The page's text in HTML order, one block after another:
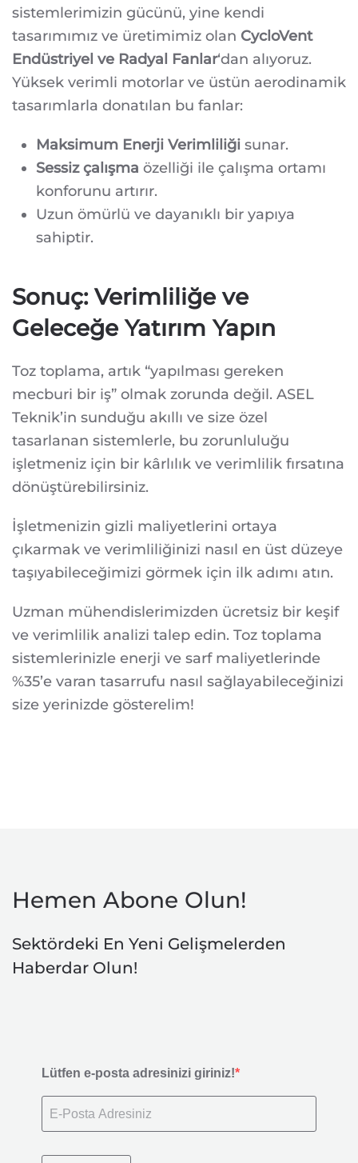
sistemlerimizin gücünü, yine kendi
tasarımımız ve üretimimiz olan CycloVent
Endüstriyel ve Radyal Fanlar‘dan alıyoruz.
Yüksek verimli motorlar ve üstün aerodinamik
tasarımlarla donatılan bu fanlar:
Maksimum Enerji Verimliliği sunar.
Sessiz çalışma özelliği ile çalışma ortamı
konforunu artırır.
Uzun ömürlü ve dayanıklı bir yapıya
sahiptir.
Sonuç: Verimliliğe ve
Geleceğe Yatırım Yapın
Toz toplama, artık “yapılması gereken
mecburi bir iş” olmak zorunda değil. ASEL
Teknik’in sunduğu akıllı ve size özel
tasarlanan sistemlerle, bu zorunluluğu
işletmeniz için bir kârlılık ve verimlilik fırsatına
dönüştürebilirsiniz.
İşletmenizin gizli maliyetlerini ortaya
çıkarmak ve verimliliğinizi nasıl en üst düzeye
taşıyabileceğimizi görmek için ilk adımı atın.
Uzman mühendislerimizden ücretsiz bir keşif
ve verimlilik analizi talep edin. Toz toplama
sistemlerinizle enerji ve sarf maliyetlerinde
%35’e varan tasarrufu nasıl sağlayabileceğinizi
size yerinizde gösterelim!
Hemen Abone Olun!
Sektördeki En Yeni Gelişmelerden
Haberdar Olun!
Lütfen e-posta adresinizi giriniz!